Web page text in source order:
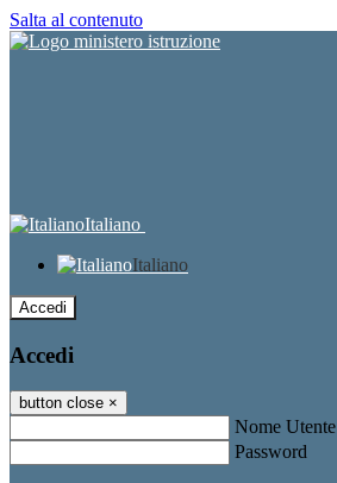
Salta al contenuto
Italiano
Italiano
Accedi
Accedi
button close ×
Nome Utente
Password